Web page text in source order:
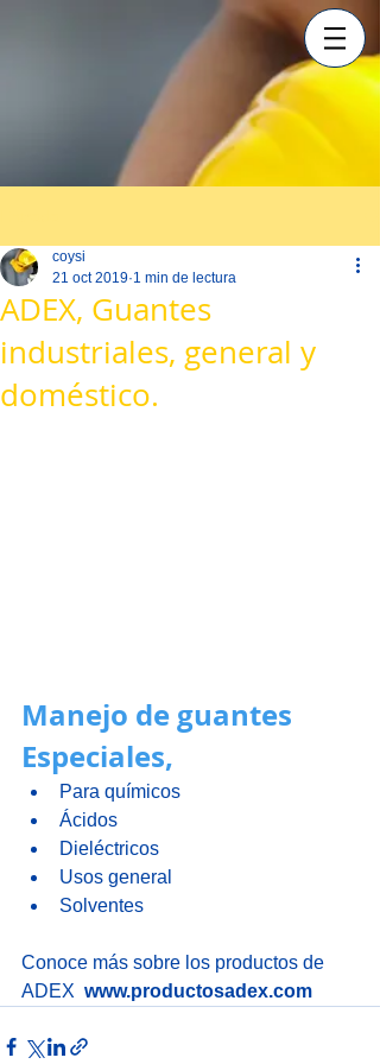
ADEX, Guantes
industriales, general y
doméstico.
coysi
21 oct 2019 1 min de lectura
Manejo de guantes
Especiales,
Para químicos
Ácidos
Dieléctricos
Usos general
Solventes
Conoce más sobre los productos de
ADEX www.productosadex.com